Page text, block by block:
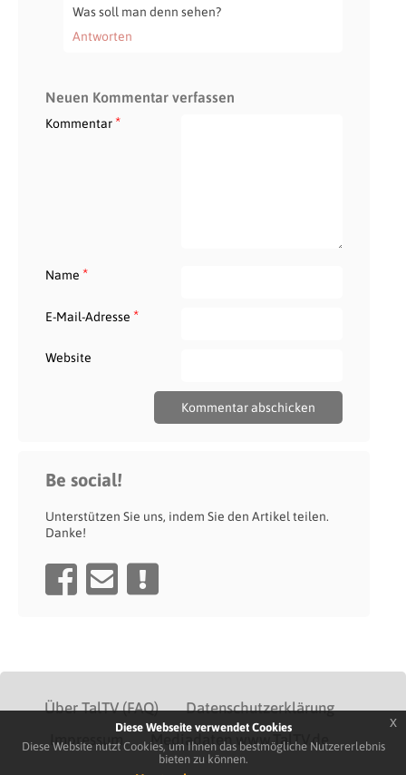
Was soll man denn sehen?
Antworten
Neuen Kommentar verfassen
Kommentar*
Name *
E-Mail-Adresse *
Website
Be social!
Unterstützen Sie uns, indem Sie den Artikel teilen.
Danke!
Über TalTV (FAQ)
Datenschutzerklärung
Impressum
Mediadaten www.TalTV.de
Diese Webseite verwendet Cookies
Diese Website nutzt Cookies, um Ihnen das bestmögliche Nutzererlebnis
bieten zu können.
x